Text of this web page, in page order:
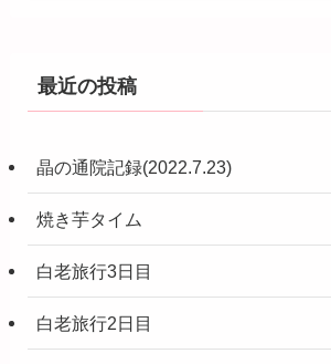
最近の投稿
晶の通院記録(2022.7.23)
焼き芋タイム
白老旅行3日目
白老旅行2日目